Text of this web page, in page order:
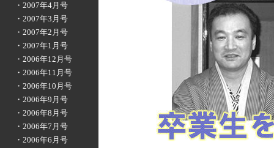
・2007年4月号
・2007年3月号
・2007年2月号
・2007年1月号
・2006年12月号
・2006年11月号
・2006年10月号
・2006年9月号
・2006年8月号
・2006年7月号
・2006年6月号